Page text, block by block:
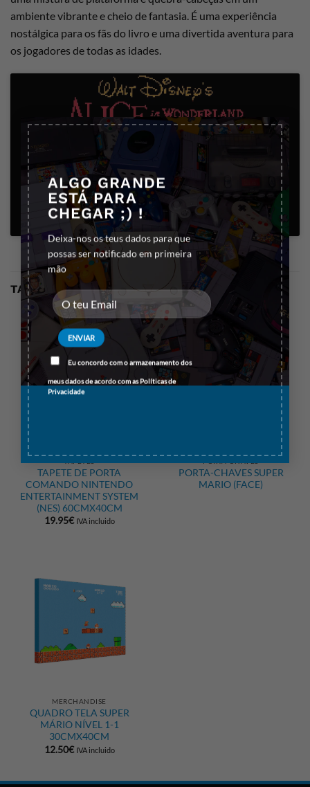
ALGO GRANDE
ESTÁ PARA
CHEGAR ;) !
Deixa-nos os teus dados para que
possas ser notificado em primeira
mão
Eu concordo com o armazenamento dos
meus dados de acordo com asPolíticas de
Privacidade
×
ambiente vibrante e cheio de fantasia. É uma experiência
nostálgica para os fãs do livro e uma divertida aventura para
os jogadores de todas as idades.
Clique para aceitar os cookies marketing
e ativar este conteúdo
TAMBÉM PODE GOSTAR…
TAPETE DE PORTA
COMANDO NINTENDO
ENTERTAINMENT SYSTEM
(NES) 60CMX40CM
19.95€ IVA incluido
PORTA-CHAVES SUPER
MARIO (FACE)
MERCHANDISE
QUADRO TELA SUPER
MÁRIO NÍVEL 1-1
30CMX40CM
12.50€ IVA incluido